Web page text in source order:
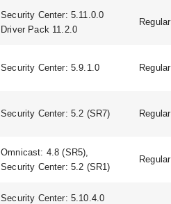
Security Center: 5.11.0.0
Driver Pack 11.2.0
Regular
Security Center: 5.9.1.0 Regular
Security Center: 5.2 (SR7) Regular
Omnicast: 4.8 (SR5),
Security Center: 5.2 (SR1)
Regular
Security Center: 5.10.4.0